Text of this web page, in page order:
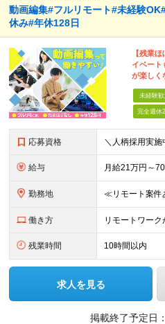
動画編集#フルリモート#未経験
休み#年休128日
【残業
イベート
が楽しく
未経験歓
完全週休
応募資格
給与
勤務地
働き方 リモートワーク
残業時間 10時間以内
求人を見る
掲載終了予定日：